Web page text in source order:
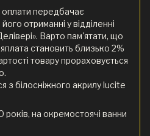
передбачає
отриманні у відділенні
Варто пам'ятати, що
становить близько 2%
товару прораховується
з білосніжного акрилу lucite
років, на окремостоячі ванни